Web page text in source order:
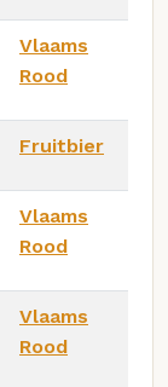
Vlaams
Rood
Fruitbier
Vlaams
Rood
Vlaams
Rood